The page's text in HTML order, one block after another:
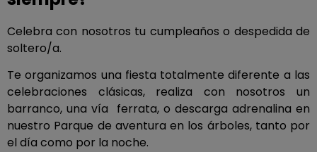
Celebra con nosotros tu cumpleaños o despedida de
soltero/a.
Te organizamos una fiesta totalmente diferente a las
celebraciones clásicas, realiza con nosotros un
barranco, una vía ferrata, o descarga adrenalina en
nuestro Parque de aventura en los árboles, tanto por
el día como por la noche.